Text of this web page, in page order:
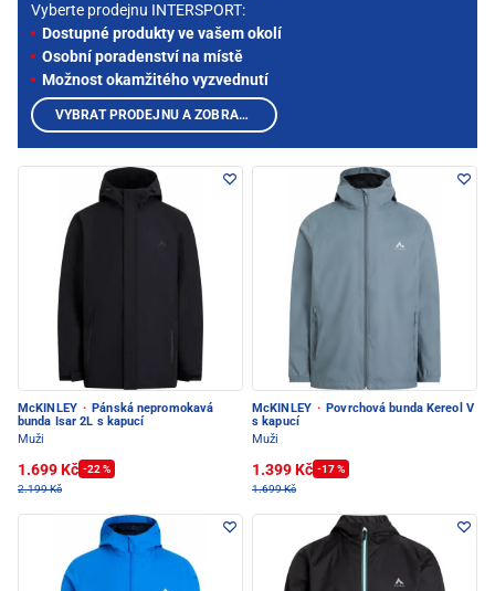
McKINLEY · Pánská nepromokavá
bunda Isar 2L s kapucí
Muži
1.699 Kč -22 %
2.199 Kč
McKINLEY · Povrchová bunda Kereol V
s kapucí
Muži
1.399 Kč -17 %
1.699 Kč
Vyberte prodejnu INTERSPORT:
Dostupné produkty ve vašem okolí
Osobní poradenství na místě
Možnost okamžitého vyzvednutí
VYBRAT PRODEJNU A ZOBRAZIT PRODUKTY